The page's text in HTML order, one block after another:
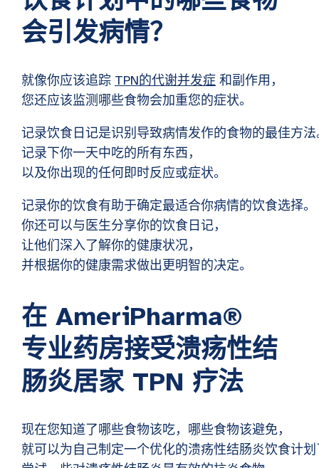
会引发病情？
就像你应该追踪 TPN的代谢并发症 和副作用，
您还应该监测哪些食物会加重您的症状。
记录饮食日记是识别导致病情发作的食物的最佳方法
记录下你一天中吃的所有东西，
以及你出现的任何即时反应或症状。
记录你的饮食有助于确定最适合你病情的饮食选择。
你还可以与医生分享你的饮食日记，
让他们深入了解你的健康状况，
并根据你的健康需求做出更明智的决定。
在 AmeriPharma®
专业药房接受溃疡性结
肠炎居家 TPN 疗法
现在您知道了哪些食物该吃，哪些食物该避免，
就可以为自己制定一个优化的溃疡性结肠炎饮食计